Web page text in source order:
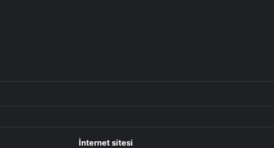
İnternet sitesi